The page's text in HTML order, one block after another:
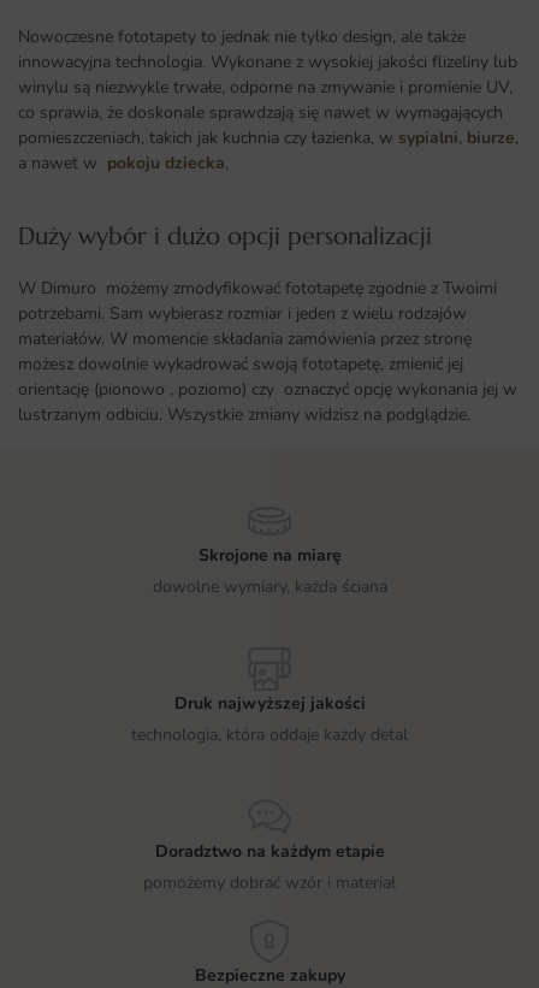
Nowoczesne fototapety to jednak nie tylko design, ale także
innowacyjna technologia. Wykonane z wysokiej jakości flizeliny lub
winylu są niezwykle trwałe, odporne na zmywanie i promienie UV,
co sprawia, że doskonale sprawdzają się nawet w wymagających
pomieszczeniach, takich jak kuchnia czy łazienka, w sypialni, biurze,
a nawet w pokoju dziecka,
Duży wybór i dużo opcji personalizacji ​
W Dimuro możemy zmodyfikować fototapetę zgodnie z Twoimi
potrzebami. Sam wybierasz rozmiar i jeden z wielu rodzajów
materiałów. W momencie składania zamówienia przez stronę
możesz dowolnie wykadrować swoją fototapetę, zmienić jej
orientację (pionowo , poziomo) czy oznaczyć opcję wykonania jej w
lustrzanym odbiciu. Wszystkie zmiany widzisz na podglądzie.
Skrojone na miarę
dowolne wymiary, każda ściana
Druk najwyższej jakości
technologia, która oddaje każdy detal
Doradztwo na każdym etapie
pomożemy dobrać wzór i materiał
Bezpieczne zakupy